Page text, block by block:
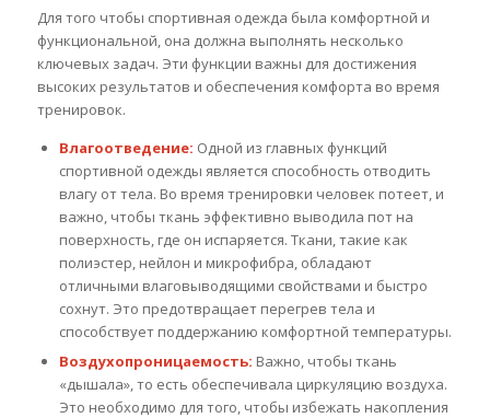
Для того чтобы спортивная одежда была комфортной и
функциональной, она должна выполнять несколько
ключевых задач. Эти функции важны для достижения
высоких результатов и обеспечения комфорта во время
тренировок.
Влагоотведение: Одной из главных функций
спортивной одежды является способность отводить
влагу от тела. Во время тренировки человек потеет, и
важно, чтобы ткань эффективно выводила пот на
поверхность, где он испаряется. Ткани, такие как
полиэстер, нейлон и микрофибра, обладают
отличными влаговыводящими свойствами и быстро
сохнут. Это предотвращает перегрев тела и
способствует поддержанию комфортной температуры.
Воздухопроницаемость: Важно, чтобы ткань
«дышала», то есть обеспечивала циркуляцию воздуха.
Это необходимо для того, чтобы избежать накопления